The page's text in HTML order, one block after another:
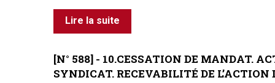
Lire la suite
[N° 588] - 10.CESSATION DE MANDAT.
SYNDICAT. RECEVABILITÉ DE L’ACTION